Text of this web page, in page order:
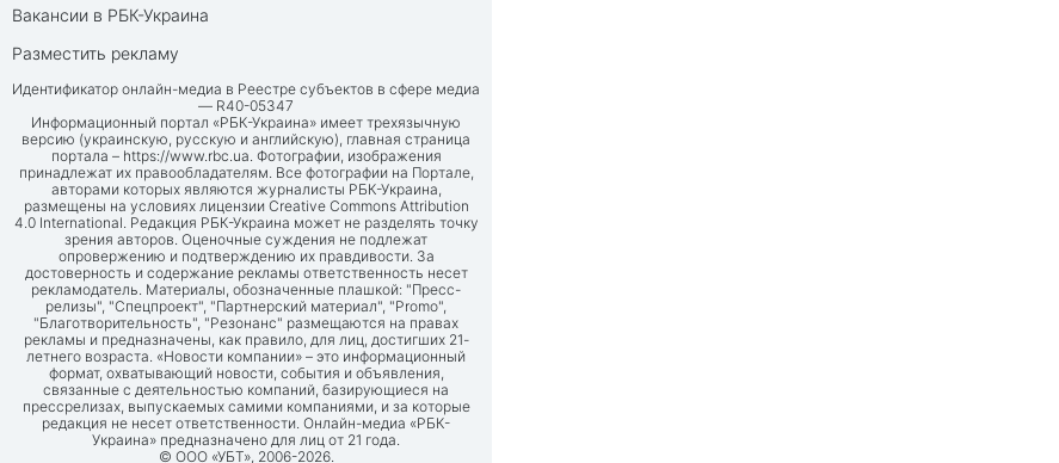
Вакансии в РБК-Украина
Разместить рекламу
Идентификатор онлайн-медиа в Реестре субъектов в сфере медиа
— R40-05347
Информационный портал «РБК-Украина» имеет трехязычную
версию (украинскую, русскую и английскую), главная страница
портала – https://www.rbc.ua. Фотографии, изображения
принадлежат их правообладателям. Все фотографии на Портале,
авторами которых являются журналисты РБК-Украина,
размещены на условиях лицензии Creative Commons Attribution
4.0 International. Редакция РБК-Украина может не разделять точку
зрения авторов. Оценочные суждения не подлежат
опровержению и подтверждению их правдивости. За
достоверность и содержание рекламы ответственность несет
рекламодатель. Материалы, обозначенные плашкой: "Пресс-
релизы", "Спецпроект", "Партнерский материал", "Promo",
"Благотворительность", "Резонанс" размещаются на правах
рекламы и предназначены, как правило, для лиц, достигших 21-
летнего возраста. «Новости компании» – это информационный
формат, охватывающий новости, события и объявления,
связанные с деятельностью компаний, базирующиеся на
прессрелизах, выпускаемых самими компаниями, и за которые
редакция не несет ответственности. Онлайн-медиа «РБК-
Украина» предназначено для лиц от 21 года.
© ООО «УБТ», 2006-2026.